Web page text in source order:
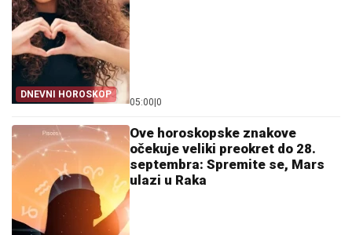
DNEVNI HOROSKOP
05:00 0
Ove horoskopske znakove
očekuje veliki preokret do 28.
septembra: Spremite se, Mars
ulazi u Raka